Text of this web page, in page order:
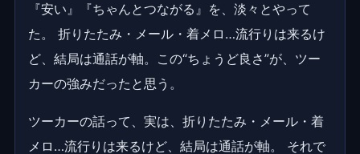
『安い』『ちゃんとつながる』を、淡々とやって
た。 折りたたみ・メール・着メロ…流行りは来るけ
ど、結局は通話が軸。この“ちょうど良さ”が、ツー
カーの強みだったと思う。
ツーカーの話って、実は、折りたたみ・メール・着
メロ…流行りは来るけど、結局は通話が軸。 それで